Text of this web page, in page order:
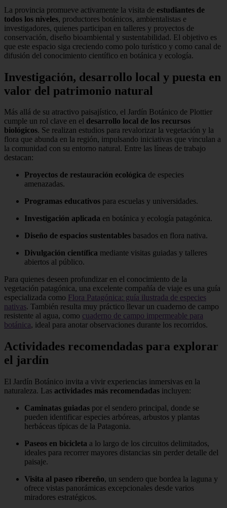
La provincia promueve activamente la visita de estudiantes de
todos los niveles, productores botánicos, ambientalistas e
investigadores, quienes participan en talleres y proyectos de
conservación, diseño bioambiental y sustentabilidad. El objetivo es
que este espacio siga creciendo como polo turístico y como canal de
difusión del conocimiento científico en botánica y ecología.
Investigación, desarrollo local y puesta en
valor del patrimonio natural
Más allá de su atractivo paisajístico, el Jardín Botánico de Plottier
cumple un rol clave en el desarrollo local de los recursos
biológicos. Se realizan estudios para revalorizar la vegetación y la
flora que abunda en la región, impulsando iniciativas que vinculan a
la comunidad con su entorno natural. Entre las líneas de trabajo
destacan:
Proyectos de restauración ecológica de especies
amenazadas.
Programas educativos para escuelas y universidades.
Investigación aplicada en botánica y ecología patagónica.
Diseño de espacios sustentables basados en flora nativa.
Divulgación científica mediante visitas guiadas y talleres
abiertos al público.
Para quienes deseen profundizar en el conocimiento de la
vegetación patagónica, una excelente compañía de viaje es una guía
especializada como Flora Patagónica: guía ilustrada de especies
nativas. También resulta muy práctico llevar un cuaderno de campo
resistente al agua, como cuaderno de campo impermeable para
botánica, ideal para anotar observaciones durante los recorridos.
Actividades recomendadas para explorar
el jardín
El Jardín Botánico invita a vivir experiencias inmersivas en la
naturaleza. Las actividades más recomendadas incluyen:
Caminatas guiadas por el sendero principal, donde se
pueden identificar especies arbóreas, arbustos y plantas
herbáceas típicas de la Patagonia.
Paseos en bicicleta a lo largo de los circuitos delimitados,
ideales para recorrer mayores distancias sin perder detalle del
paisaje.
Visita al paseo ribereño, un sendero que bordea la laguna y
ofrece vistas panorámicas excepcionales desde varios
miradores estratégicos.